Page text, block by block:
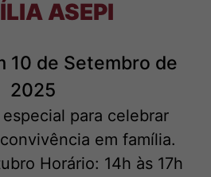
ASEPI
10 de Setembro de
2025
para celebrar
em família.
Horário: 14h às 17h